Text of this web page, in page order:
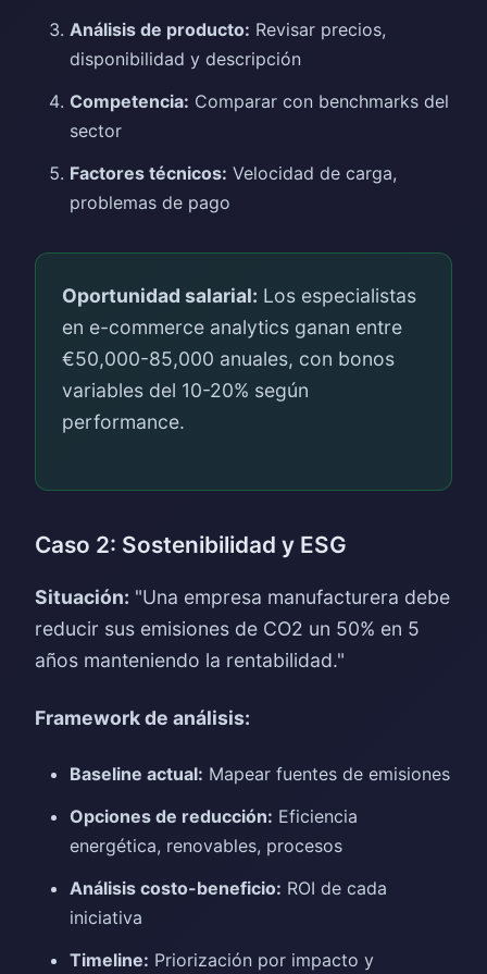
Análisis de producto: Revisar precios,
disponibilidad y descripción
Competencia: Comparar con benchmarks del
sector
Factores técnicos: Velocidad de carga,
problemas de pago
Oportunidad salarial: Los especialistas
en e-commerce analytics ganan entre
€50,000-85,000 anuales, con bonos
variables del 10-20% según
performance.
Caso 2: Sostenibilidad y ESG
Situación: "Una empresa manufacturera debe
reducir sus emisiones de CO2 un 50% en 5
años manteniendo la rentabilidad."
Framework de análisis:
Baseline actual: Mapear fuentes de emisiones
Opciones de reducción: Eficiencia
energética, renovables, procesos
Análisis costo-beneficio: ROI de cada
iniciativa
Timeline: Priorización por impacto y